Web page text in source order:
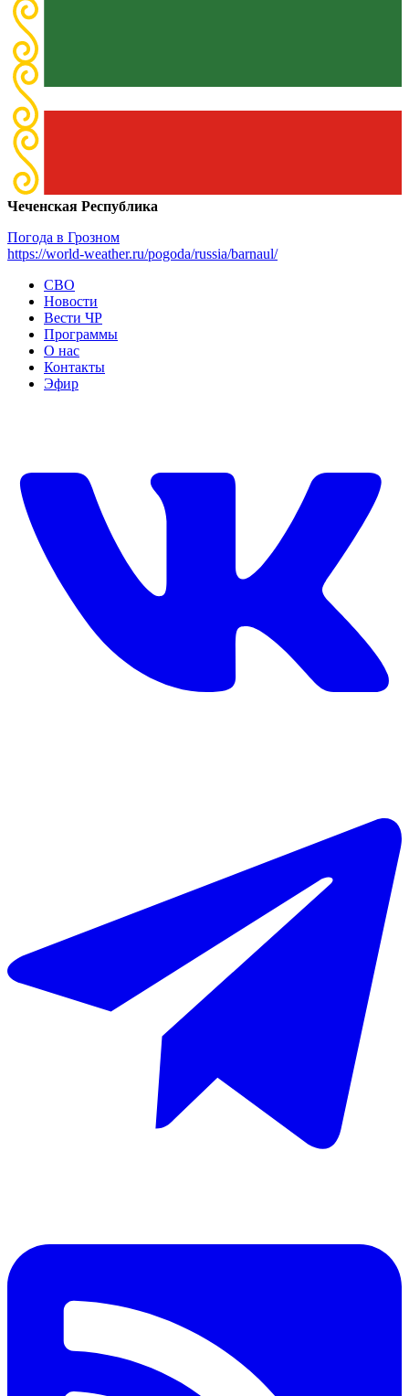
Чеченская Республика
Погода в Грозном
https://world-weather.ru/pogoda/russia/barnaul/
СВО
Новости
Вести ЧР
Программы
О нас
Контакты
Эфир